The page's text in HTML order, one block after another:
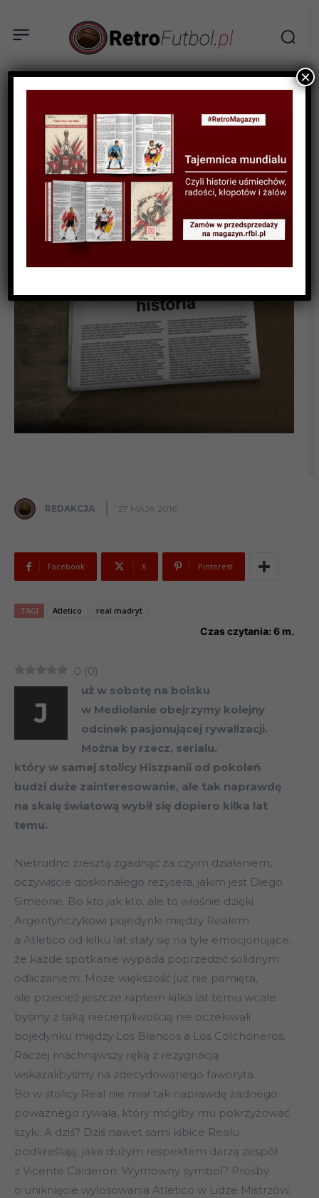
HISTORIA LIG I KLUBÓW
Historia rywalizacji – El
Derbi Madrileno
REDAKCJA 27 MAJA 2016
Facebook X Pinterest
TAGI Atletico real madryt
Czas czytania: 6 m.
0 (0)
J
uż w sobotę na boisku
w Mediolanie obejrzymy kolejny
odcinek pasjonującej rywalizacji.
Można by rzecz, serialu,
który w samej stolicy Hiszpanii od pokoleń
budzi duże zainteresowanie, ale tak naprawdę
na skalę światową wybił się dopiero kilka lat
temu.
Nietrudno zresztą zgadnąć za czyim działaniem,
oczywiście doskonałego reżysera, jakim jest Diego
Simeone. Bo kto jak kto, ale to właśnie dzięki
Argentyńczykowi pojedynki między Realem
a Atletico od kilku lat stały się na tyle emocjonujące,
że każde spotkanie wypada poprzedzić solidnym
odliczaniem. Może większość już nie pamięta,
ale przecież jeszcze raptem kilka lat temu wcale
byśmy z taką niecierpliwością nie oczekiwali
pojedynku między Los Blancos a Los Colchoneros.
Raczej machnąwszy ręką z rezygnacją
wskazalibyśmy na zdecydowanego faworyta.
Bo w stolicy Real nie miał tak naprawdę żadnego
poważnego rywala, który mógłby mu pokrzyżować
szyki. A dziś? Dziś nawet sami kibice Realu
podkreślają, jaka dużym respektem darzą zespół
z Vicente Calderon. Wymowny symbol? Prośby
o uniknięcie wylosowania Atletico w Lidze Mistrzów.
×